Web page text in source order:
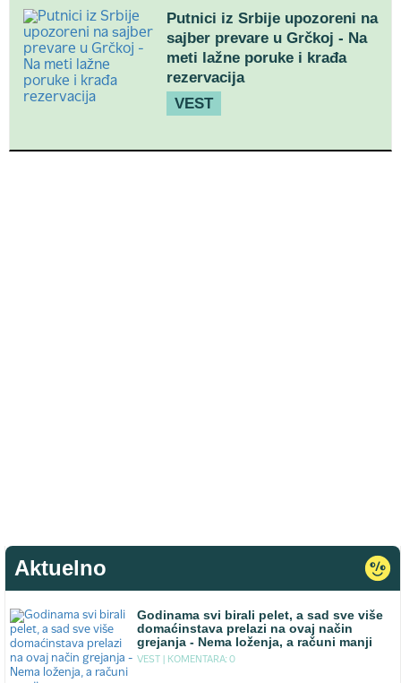
Putnici iz Srbije upozoreni na
sajber prevare u Grčkoj - Na
meti lažne poruke i krađa
rezervacija
VEST
Aktuelno
Godinama svi birali pelet, a sad sve više
domaćinstava prelazi na ovaj način
grejanja - Nema loženja, a računi manji
VEST | KOMENTARA: 0